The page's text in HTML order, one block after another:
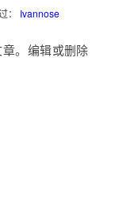
： Ivannose
。编辑或删除